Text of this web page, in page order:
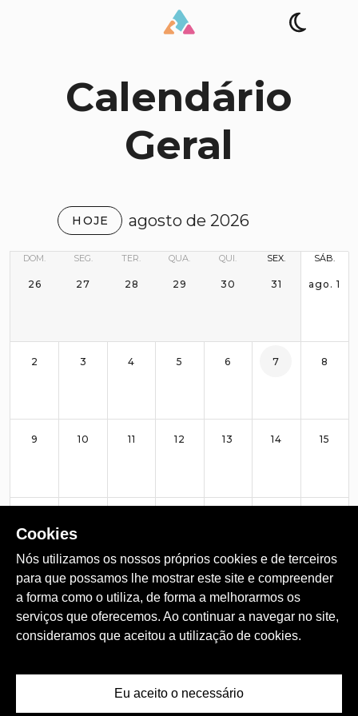
Calendário
Geral
HOJE agosto de 2026
DOM. SEG. TER. QUA. QUI. SEX. SÁB.
26 27 28 29 30 31 ago. 1
2 3 4 5 6 7 8
9 10 11 12 13 14 15
23 24 25 26 27 28
30 31 set. 1 2 3 4 5
Cookies
Nós utilizamos os nossos próprios cookies e de terceiros
para que possamos lhe mostrar este site e compreender
a forma como o utiliza, de forma a melhorarmos os
serviços que oferecemos. Ao continuar a navegar no site,
consideramos que aceitou a utilização de cookies.
Eu aceito o necessário